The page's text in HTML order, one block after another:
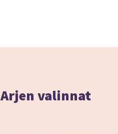
Arjen valinnat